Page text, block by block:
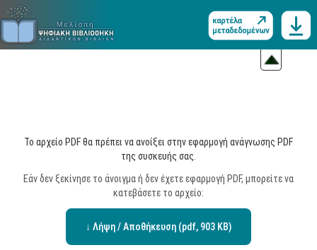
Το αρχείο PDF θα πρέπει να ανοίξει στην εφαρμογή ανάγνωσης PDF
της συσκευής σας.
Εάν δεν ξεκίνησε το άνοιγμα ή δεν έχετε εφαρμογή PDF, μπορείτε να
κατεβάσετε το αρχείο:
↓ Λήψη / Αποθήκευση (pdf, 903 KB)